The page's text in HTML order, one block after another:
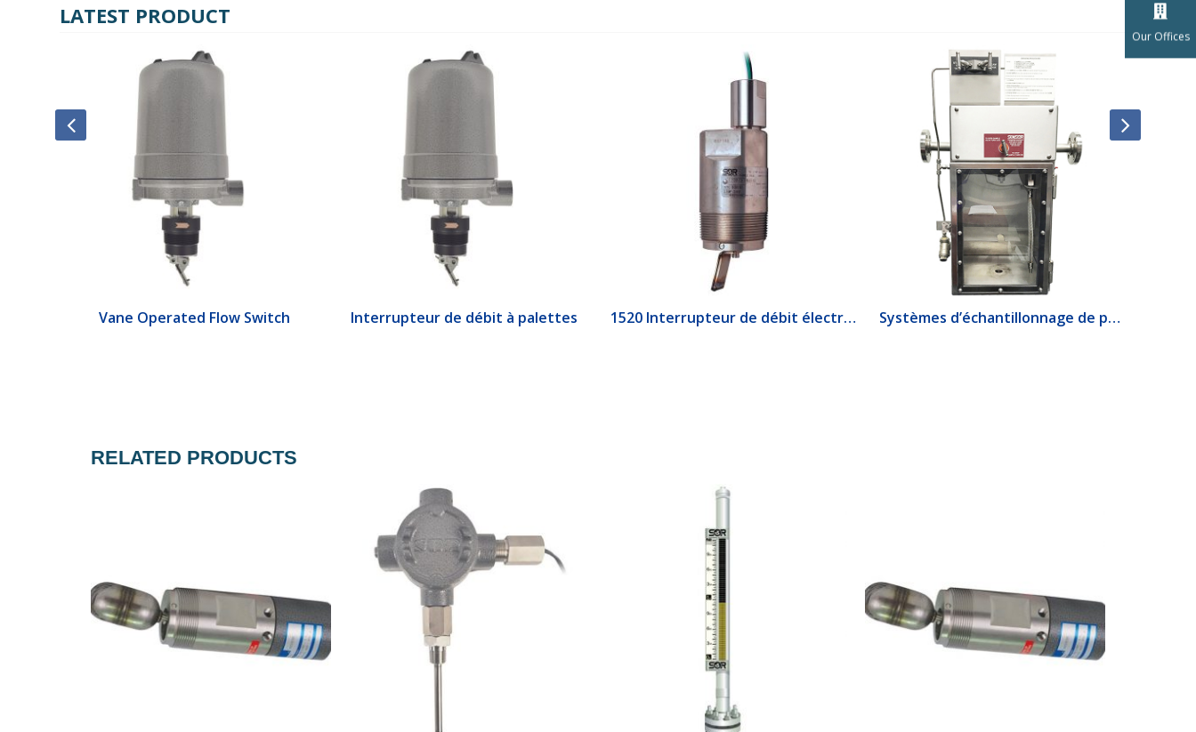
Our Offices
LATEST PRODUCT
Vane Operated Flow Switch Interrupteur de débit à palettes 1520 Interrupteur de débit électrique Systèmes d’échantillonnage de produits lourds
RELATED PRODUCTS